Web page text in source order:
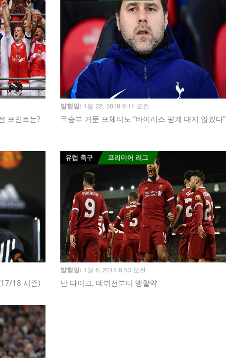
포인트는?
발행일: 1월 22, 2018 9:11 오전
무승부 거둔 포체티노 “바이러스 핑계 대지 않겠다”
18 시즌)
유럽 축구 프리미어 리그
발행일: 1월 6, 2018 9:53 오전
반 다이크, 데뷔전부터 맹활약